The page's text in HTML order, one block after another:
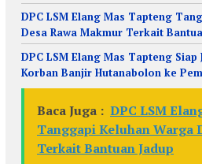
DPC LSM Elang Mas Tapteng
Desa Rawa Makmur Terkait
DPC LSM Elang Mas Tapteng
Korban Banjir Hutanabolon ke
Baca Juga : DPC LSM
Tanggapi Keluhan Warga
Terkait Bantuan Jadup